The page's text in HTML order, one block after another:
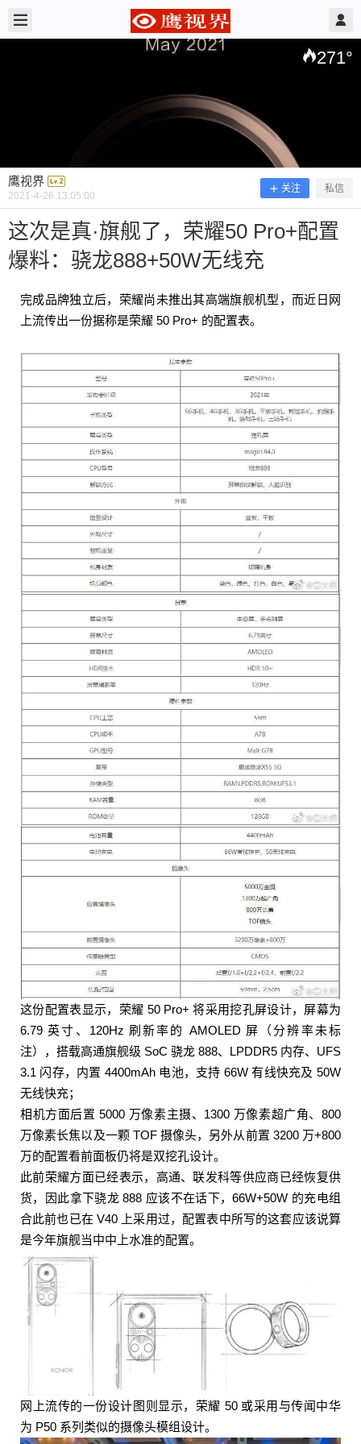
271°
鹰视界
2021-4-26 13:05:00
关注 私信
这次是真·旗舰了，荣耀50 Pro+配置
爆料：骁龙888+50W无线充
完成品牌独立后，荣耀尚未推出其高端旗舰机型，而近日网
上流传出一份据称是荣耀 50 Pro+ 的配置表。
这份配置表显示，荣耀 50 Pro+ 将采用挖孔屏设计，屏幕为
6.79 英寸、120Hz 刷新率的 AMOLED 屏（分辨率未标
注），搭载高通旗舰级 SoC 骁龙 888、LPDDR5 内存、UFS
3.1 闪存，内置 4400mAh 电池，支持 66W 有线快充及 50W
无线快充；
相机方面后置 5000 万像素主摄、1300 万像素超广角、800
万像素长焦以及一颗 TOF 摄像头，另外从前置 3200 万+800
万的配置看前面板仍将是双挖孔设计。
此前荣耀方面已经表示，高通、联发科等供应商已经恢复供
货，因此拿下骁龙 888 应该不在话下，66W+50W 的充电组
合此前也已在 V40 上采用过，配置表中所写的这套应该说算
是今年旗舰当中中上水准的配置。
网上流传的一份设计图则显示，荣耀 50 或采用与传闻中华
为 P50 系列类似的摄像头模组设计。
鹰视界 @ 鹰视界 2021/4/26
这次是真·旗舰了，荣耀50 Pro+配置爆
料：骁龙888+50W无线充
完成品牌独立后，荣耀尚未推出其高端旗舰机型，
而近日网上流传出一份据称是荣耀 50 Pro+ 的配置
表。 这份配置表显示，荣耀 50 Pro+ 将采用挖孔
屏设计，屏幕为 6.79 英寸、120Hz 刷新率的 AMO
LED 屏（分辨率未标注），搭载高通旗舰级 SoC
骁龙 888、LPDDR5 内存、UFS 3.1 闪存，内置 44
00mAh 电池，支持 66W 有线快充及 50W 无线快
充； 相机方面后置 5000 万像素主摄、1300 万像素
超广角、800 万像素长焦以及一颗 TOF 摄像头，另
外从前置 3200 万+800 万的配置看前面板仍将是双
挖孔设计。 此前荣耀方面已经表示，高通、联发科
等供应商已经恢复供货，因此拿下骁龙 888 应该不
在话下，66W+50W 的充电组合此前也已在 V40 上
采用过，配置表中所写的这套应该说算是今年旗舰
当中中上水准的配置。 网上流传的一份设计图则显
示，荣耀 50 或采用与传闻中华为 P50 系列类似的
摄像头模组设计。 目前荣耀并未官宣有关荣耀 50
系列的任何消息，根据此前流传出的一份路线图，
荣耀售价 2500 到 4000 元的中高端新机会在 5 月底
6 月初亮相，4000 到 6000 元的旗舰则会在 7 月份
发布。 配合配置和价格范围，如无意外，荣耀 5
0 系列的性价比应该会比自家的入门机高一大截。 0
收藏
扫描二维码继续阅读